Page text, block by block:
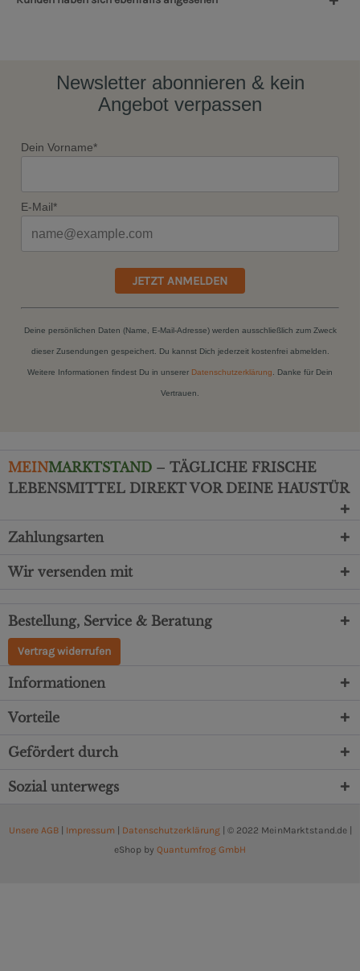
Newsletter abonnieren & kein
Angebot verpassen
Dein Vorname*
E-Mail*
JETZT ANMELDEN
Deine persönlichen Daten (Name, E-Mail-Adresse) werden ausschließlich zum Zweck
dieser Zusendungen gespeichert. Du kannst Dich jederzeit kostenfrei abmelden.
Weitere Informationen findest Du in unserer Datenschutzerklärung . Danke für Dein
Vertrauen.
MEINMARKTSTAND – TÄGLICHE FRISCHE
LEBENSMITTEL DIREKT VOR DEINE HAUSTÜR
Zahlungsarten
Wir versenden mit
Bestellung, Service & Beratung
Vertrag widerrufen
Informationen
Vorteile
Gefördert durch
Sozial unterwegs
Unsere AGB| Impressum Datenschutzerklärung| © 2022 MeinMarktstand.de |
eShop by Quantumfrog GmbH